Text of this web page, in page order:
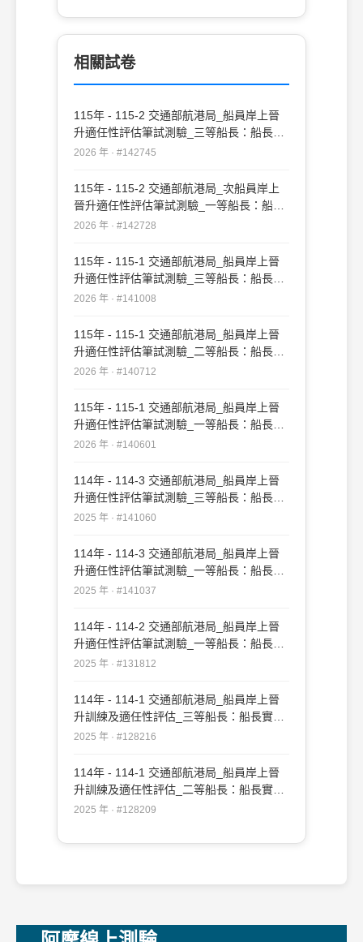
相關試卷
115年 - 115-2 交通部航港局_船員岸上晉
升適任性評估筆試測驗_三等船長：船長實
務#142745
2026 年 · #142745
115年 - 115-2 交通部航港局_次船員岸上
晉升適任性評估筆試測驗_一等船長：船長
實務#142728
2026 年 · #142728
115年 - 115-1 交通部航港局_船員岸上晉
升適任性評估筆試測驗_三等船長：船長實
務#141008
2026 年 · #141008
115年 - 115-1 交通部航港局_船員岸上晉
升適任性評估筆試測驗_二等船長：船長實
務#140712
2026 年 · #140712
115年 - 115-1 交通部航港局_船員岸上晉
升適任性評估筆試測驗_一等船長：船長實
務#140601
2026 年 · #140601
114年 - 114-3 交通部航港局_船員岸上晉
升適任性評估筆試測驗_三等船長：船長實
務#141060
2025 年 · #141060
114年 - 114-3 交通部航港局_船員岸上晉
升適任性評估筆試測驗_一等船長：船長實
務#141037
2025 年 · #141037
114年 - 114-2 交通部航港局_船員岸上晉
升適任性評估筆試測驗_一等船長：船長實
務#131812
2025 年 · #131812
114年 - 114-1 交通部航港局_船員岸上晉
升訓練及適任性評估_三等船長：船長實務
#128216
2025 年 · #128216
114年 - 114-1 交通部航港局_船員岸上晉
升訓練及適任性評估_二等船長：船長實務
#128209
2025 年 · #128209